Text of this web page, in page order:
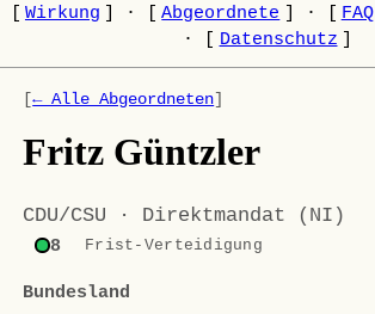
Wirkung · Abgeordnete · FAQ
·
Datenschutz
[← Alle Abgeordneten]
Fritz Güntzler
CDU/CSU · Direktmandat (NI)
8 Frist-Verteidigung
Bundesland